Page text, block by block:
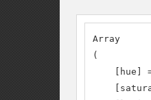
Array
(
[hue]